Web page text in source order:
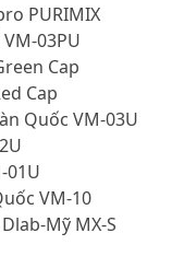
PURIMIX
03PU
Cap
Cap
Quốc VM-03U
01U
VM-10
Mỹ MX-S